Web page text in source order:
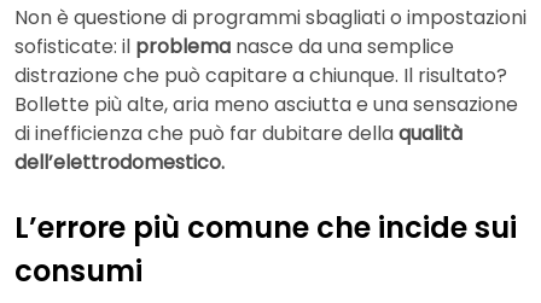
Non è questione di programmi sbagliati o impostazioni
sofisticate: il problema nasce da una semplice
distrazione che può capitare a chiunque. Il risultato?
Bollette più alte, aria meno asciutta e una sensazione
di inefficienza che può far dubitare dellaqualità
dell’elettrodomestico.
L’errore più comune che incide sui
consumi